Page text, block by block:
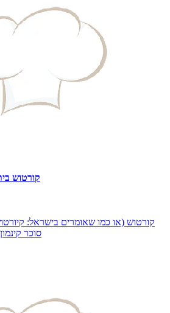
קורטוש
קורטוש (או כמו שאומרים בישראל:
סוכר